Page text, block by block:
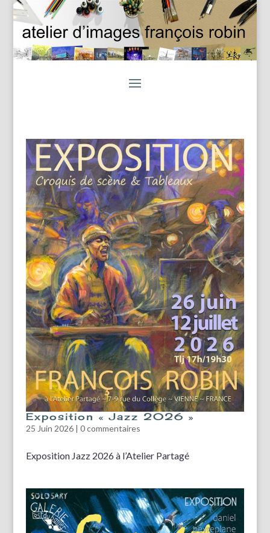
Exposition « Jazz 2026 »
25 Juin 2026| 0 commentaires
Exposition Jazz 2026 à l’Atelier Partagé